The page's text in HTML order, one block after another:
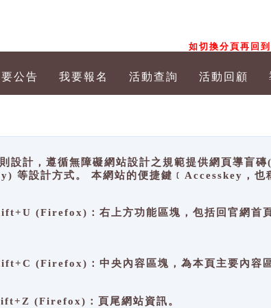
如切換分頁再回
公告 我要報名 活動查詢 活動回顧
設計，遵循無障礙網站設計之規範提供網頁導盲
設計方式。 本網站的便捷鍵﹝Accesskey，也
(Firefox)：右上方功能區塊，包括回官網首頁
(Firefox)：中央內容區塊，為本頁主要內容區
(Firefox)：頁尾網站資訊。